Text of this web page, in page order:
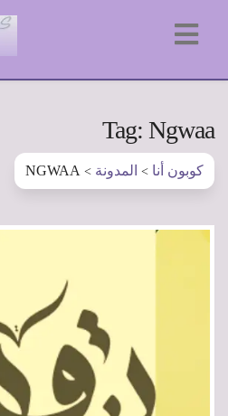
Tag: Ngwaa
كوبون أنا > المدونة >
NGWAA